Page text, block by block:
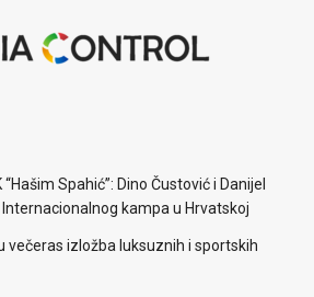
Spahić”: Dino Čustović i Danijel
kampa u Hrvatskoj
večeras izložba luksuznih i sportskih